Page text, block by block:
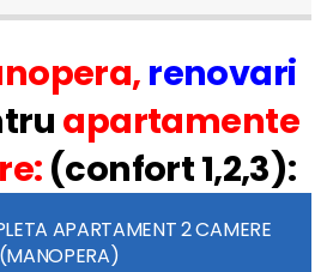
, renovari
apartamente
(confort 1,2,3):
APARTAMENT 2 CAMERE
(MANOPERA)